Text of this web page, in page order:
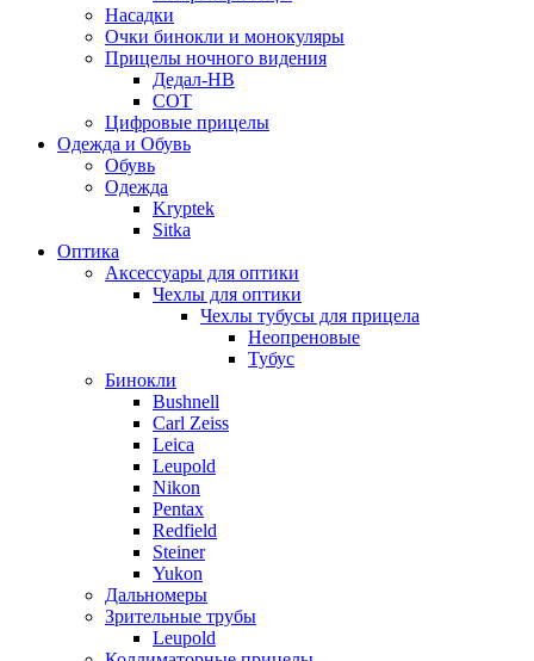
Насадки
Очки бинокли и монокуляры
Прицелы ночного видения
Дедал-НВ
СОТ
Цифровые прицелы
Одежда и Обувь
Обувь
Одежда
Kryptek
Sitka
Оптика
Аксессуары для оптики
Чехлы для оптики
Чехлы тубусы для прицела
Неопреновые
Тубус
Бинокли
Bushnell
Carl Zeiss
Leica
Leupold
Nikon
Pentax
Redfield
Steiner
Yukon
Дальномеры
Зрительные трубы
Leupold